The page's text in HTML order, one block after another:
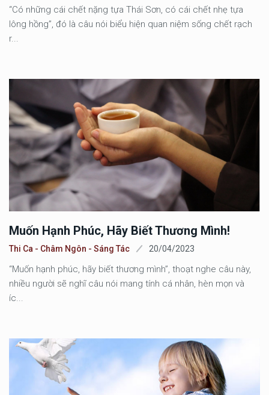
“Có những cái chết nặng tựa Thái Sơn, có cái chết nhẹ tựa
lông hồng”, đó là câu nói biểu hiện quan niệm sống chết rạch
r...
Muốn Hạnh Phúc, Hãy Biết Thương Mình!
Thi Ca - Châm Ngôn - Sáng Tác 20/04/2023
“Muốn hạnh phúc, hãy biết thương mình”, thoạt nghe câu này,
nhiều người sẽ nghĩ câu nói mang tính cá nhân, hèn mọn và
íc...